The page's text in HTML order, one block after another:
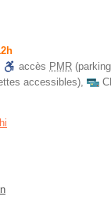
accès PMR
accessibles),